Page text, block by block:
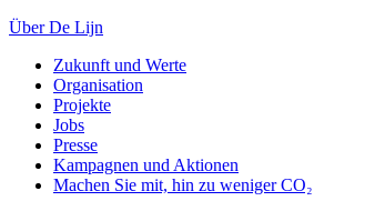
Über De Lijn
Zukunft und Werte
Organisation
Projekte
Jobs
Presse
Kampagnen und Aktionen
Machen Sie mit, hin zu weniger CO₂